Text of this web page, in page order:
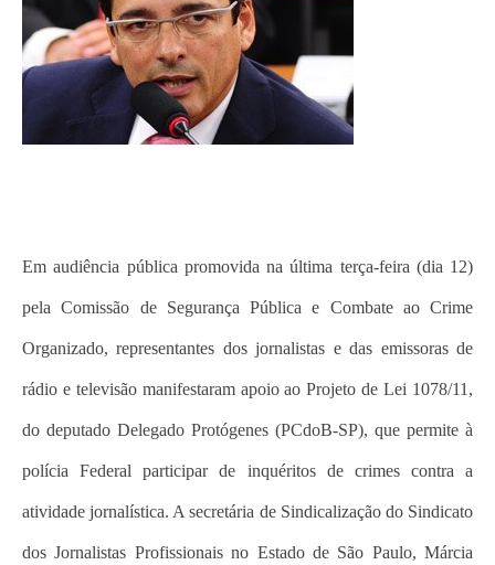
Em audiência pública promovida na última terça-feira (dia 12)
pela Comissão de Segurança Pública e Combate ao Crime
Organizado, representantes dos jornalistas e das emissoras de
rádio e televisão manifestaram apoio ao Projeto de Lei 1078/11,
do deputado Delegado Protógenes (PCdoB-SP), que permite à
polícia Federal participar de inquéritos de crimes contra a
atividade jornalística. A secretária de Sindicalização do Sindicato
dos Jornalistas Profissionais no Estado de São Paulo, Márcia